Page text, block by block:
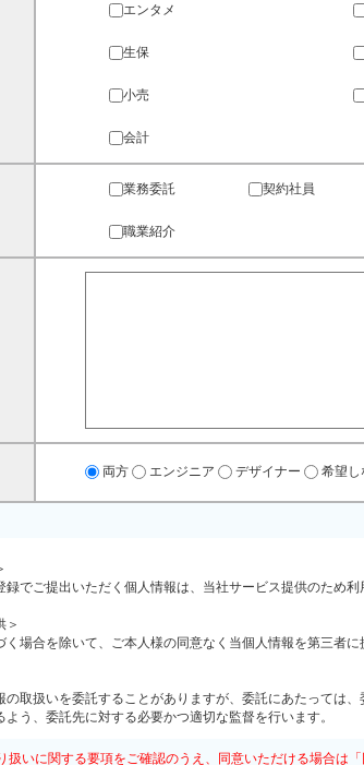
エンタメ
生保
小売
会計
業務委託 契約社員
職業紹介
両方 エンジニア デザイナー 希望し
録でご提出いただく個人情報は、当社サービス提供のため利
＞
く場合を除いて、ご本人様の同意なく当個人情報を第三者に
の取扱いを委託することがありますが、委託にあたっては
よう、委託先に対する必要かつ適切な監督を行います。
求め＞
扱いに関する要項をご確認のうえ、同意いただける場合は